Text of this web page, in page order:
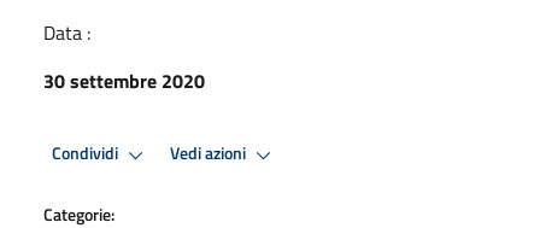
Data :
30 settembre 2020
Condividi Vedi azioni
Categorie: